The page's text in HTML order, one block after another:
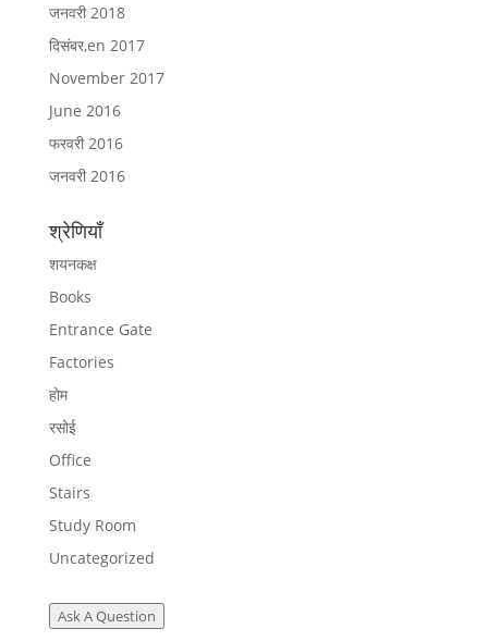
जनवरी 2018
दिसंबर,en 2017
November 2017
June 2016
फरवरी 2016
जनवरी 2016
श्रेणियाँ
शयनकक्ष
Books
Entrance Gate
Factories
होम
रसोई
Office
Stairs
Study Room
Uncategorized
Ask A Question